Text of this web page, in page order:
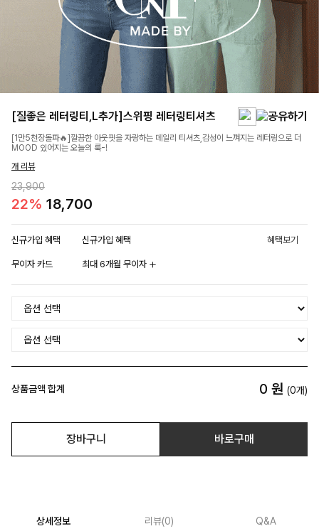
[질좋은 레터링티,L추가]스위핑 레터링티셔츠
[1만5천장돌파🔥]깔끔한 아웃핏을 자랑하는 데일리 티셔츠,감성이 느껴지는 레터링으로 더
MOOD 있어지는 오늘의 룩-!
개 리뷰
23,900
22% 18,700
신규가입 혜택 신규가입 혜택 혜택보기
무이자 카드 최대 6개월 무이자
상품금액 합계 0 원 (0개)
장바구니 바로구매
상세정보 리뷰(0) Q&A